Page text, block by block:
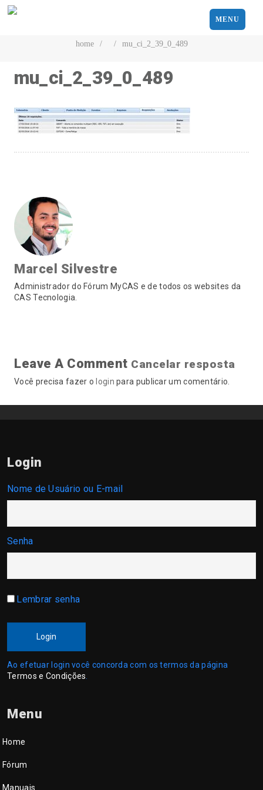
MENU
home / / mu_ci_2_39_0_489
mu_ci_2_39_0_489
Marcel Silvestre
Administrador do Fórum MyCAS e de todos os websites da
CAS Tecnologia.
Leave A Comment Cancelar resposta
Você precisa fazer o login para publicar um comentário.
Login
Nome de Usuário ou E-mail
Senha
Lembrar senha
Login
Ao efetuar login você concorda com os termos da página
Termos e Condições
Menu
Home
Fórum
Manuais